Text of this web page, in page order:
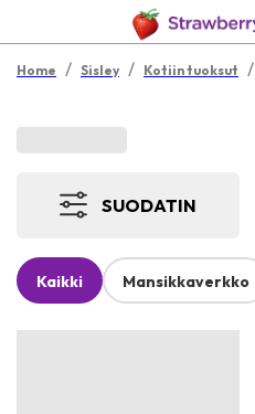
Home / Sisley / Kotiin tuoksut /
SUODATIN
Kaikki Mansikkaverkko